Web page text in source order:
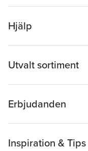
Hjälp
Utvalt sortiment
Erbjudanden
Inspiration & Tips